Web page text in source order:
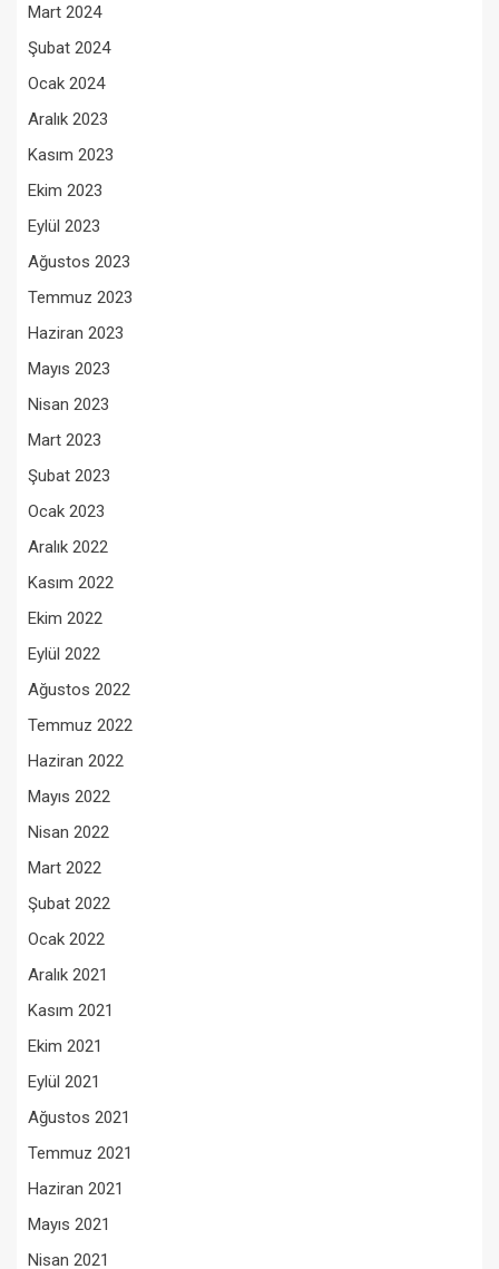
Mart 2024
Şubat 2024
Ocak 2024
Aralık 2023
Kasım 2023
Ekim 2023
Eylül 2023
Ağustos 2023
Temmuz 2023
Haziran 2023
Mayıs 2023
Nisan 2023
Mart 2023
Şubat 2023
Ocak 2023
Aralık 2022
Kasım 2022
Ekim 2022
Eylül 2022
Ağustos 2022
Temmuz 2022
Haziran 2022
Mayıs 2022
Nisan 2022
Mart 2022
Şubat 2022
Ocak 2022
Aralık 2021
Kasım 2021
Ekim 2021
Eylül 2021
Ağustos 2021
Temmuz 2021
Haziran 2021
Mayıs 2021
Nisan 2021